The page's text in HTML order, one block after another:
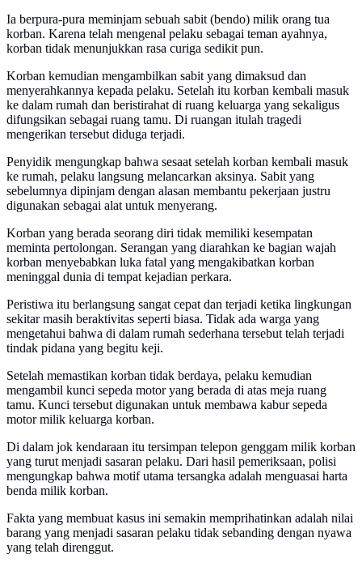
Ia berpura-pura meminjam sebuah sabit (bendo) milik orang tua
korban. Karena telah mengenal pelaku sebagai teman ayahnya,
korban tidak menunjukkan rasa curiga sedikit pun.
Korban kemudian mengambilkan sabit yang dimaksud dan
menyerahkannya kepada pelaku. Setelah itu korban kembali masuk
ke dalam rumah dan beristirahat di ruang keluarga yang sekaligus
difungsikan sebagai ruang tamu. Di ruangan itulah tragedi
mengerikan tersebut diduga terjadi.
Penyidik mengungkap bahwa sesaat setelah korban kembali masuk
ke rumah, pelaku langsung melancarkan aksinya. Sabit yang
sebelumnya dipinjam dengan alasan membantu pekerjaan justru
digunakan sebagai alat untuk menyerang.
Korban yang berada seorang diri tidak memiliki kesempatan
meminta pertolongan. Serangan yang diarahkan ke bagian wajah
korban menyebabkan luka fatal yang mengakibatkan korban
meninggal dunia di tempat kejadian perkara.
Peristiwa itu berlangsung sangat cepat dan terjadi ketika lingkungan
sekitar masih beraktivitas seperti biasa. Tidak ada warga yang
mengetahui bahwa di dalam rumah sederhana tersebut telah terjadi
tindak pidana yang begitu keji.
Setelah memastikan korban tidak berdaya, pelaku kemudian
mengambil kunci sepeda motor yang berada di atas meja ruang
tamu. Kunci tersebut digunakan untuk membawa kabur sepeda
motor milik keluarga korban.
Di dalam jok kendaraan itu tersimpan telepon genggam milik korban
yang turut menjadi sasaran pelaku. Dari hasil pemeriksaan, polisi
mengungkap bahwa motif utama tersangka adalah menguasai harta
benda milik korban.
Fakta yang membuat kasus ini semakin memprihatinkan adalah nilai
barang yang menjadi sasaran pelaku tidak sebanding dengan nyawa
yang telah direnggut.